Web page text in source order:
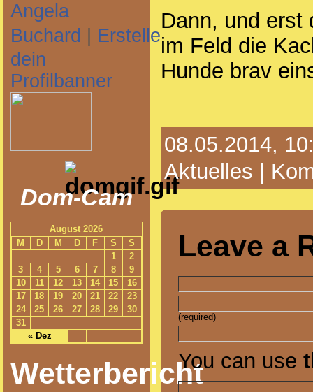
Angela
Buchard
Erstelle
dein
Profilbanner
Dom-Cam
August 2026
M
D M D F S S
« Dez
1
2
3
4 5 6 7 8
9
10
11 12 13 14 15
16
17
18 19 20 21 22
23
24
25 26 27 28 29
30
31
Wetterbericht
Dann, und erst
im Feld die
Hunde brav
08.05.2014,
Aktuelles
Leave a
(required)
You can use